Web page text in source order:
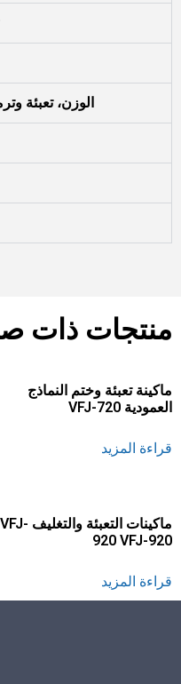
الوزن، تعبئة
منتجات ذات
ماكينة تعبئة وختم النماذج
العمودية VFJ-720
قراءة المزيد
ماكينات التعبئة والتغليف VFJ-
920 VFJ-920
قراءة المزيد